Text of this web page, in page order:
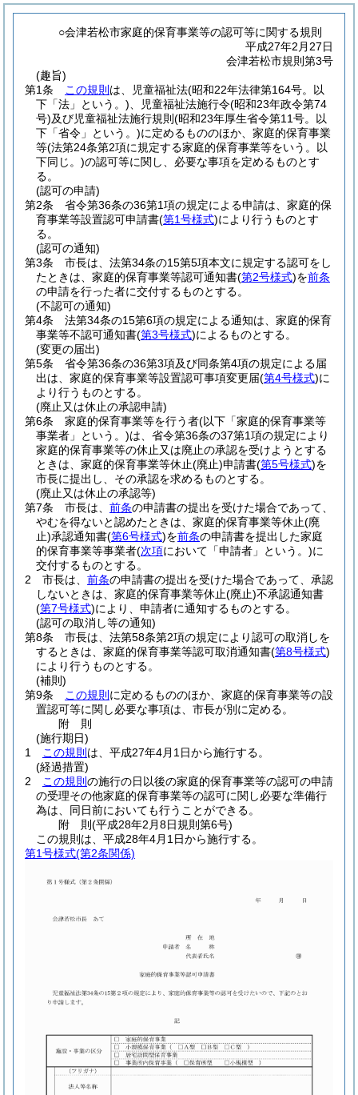
○会津若松市家庭的保育事業等の認可等に関する規則
平成27年2月27日
会津若松市規則第3号
(趣旨)
第1条
この規則 は、児童福祉法(昭和22年法律第164号。以
下「法」という。) 、児童福祉法施行令(昭和23年政令第74
号)及び児童福祉法施行規則 (昭和23年厚生省令第11号。以
下「省令」という。)に定めるもののほか、家庭的保育事業
等(法第24条第2項に規定する家庭的保育事業等をいう。以
下同じ。)の認可等に関し、必要な事項を定めるものとす
る。
(認可の申請)
第2条
省令第36条の36第1項の規定による申請は、家庭的保
育事業等設置認可申請書(第1号様式)により行うものとす
る。
(認可の通知)
第3条
市長は、法第34条の15第5項本文に規定する認可をし
たときは、家庭的保育事業等認可通知書(第2号様式)を前条
の申請を行った者に交付するものとする。
(不認可の通知)
第4条
法第34条の15第6項の規定による通知は、家庭的保育
事業等不認可通知書(第3号様式)によるものとする。
(変更の届出)
第5条
省令第36条の36第3項及び同条第4項の規定による届
出は、家庭的保育事業等設置認可事項変更届(第4号様式)に
より行うものとする。
(廃止又は休止の承認申請)
第6条
家庭的保育事業等を行う者(以下「家庭的保育事業等
事業者」という。)は、省令第36条の37第1項の規定により
家庭的保育事業等の休止又は廃止の承認を受けようとする
ときは、家庭的保育事業等休止(廃止)申請書(第5号様式)を
市長に提出し、その承認を求めるものとする。
(廃止又は休止の承認等)
第7条
市長は、 前条の申請書の提出を受けた場合であって、
やむを得ないと認めたときは、家庭的保育事業等休止(廃
止)承認通知書(第6号様式)を前条の申請書を提出した家庭
的保育事業等事業者(次項において「申請者」という。)に
交付するものとする。
2
市長は、 前条の申請書の提出を受けた場合であって、承認
しないときは、家庭的保育事業等休止(廃止)不承認通知書
(第7号様式)により、申請者に通知するものとする。
(認可の取消し等の通知)
第8条
市長は、法第58条第2項の規定により認可の取消しを
するときは、家庭的保育事業等認可取消通知書(第8号様式)
により行うものとする。
(補則)
第9条
この規則 に定めるもののほか、家庭的保育事業等の設
置認可等に関し必要な事項は、市長が別に定める。
附 則
(施行期日)
1
この規則 は、平成27年4月1日から施行する。
(経過措置)
2
この規則 の施行の日以後の家庭的保育事業等の認可の申請
の受理その他家庭的保育事業等の認可に関し必要な準備行
為は、同日前においても行うことができる。
附 則(平成28年2月8日規則第6号)
この規則は、平成28年4月1日から施行する。
第1号様式(第2条関係)